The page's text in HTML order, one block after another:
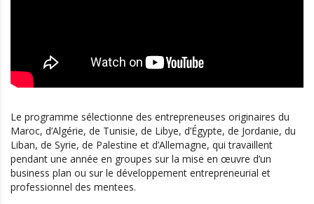
Le programme sélectionne des entrepreneuses originaires du
Maroc, d’Algérie, de Tunisie, de Libye, d’Égypte, de Jordanie, du
Liban, de Syrie, de Palestine et d’Allemagne, qui travaillent
pendant une année en groupes sur la mise en œuvre d’un
business plan ou sur le développement entrepreneurial et
professionnel des mentees.